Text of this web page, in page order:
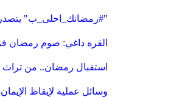
"#رمضانك_احلى_ب"
القره داغي: صوم رمضان
استقبال رمضان.. من تراث
وسائل عملية لإيقاظ